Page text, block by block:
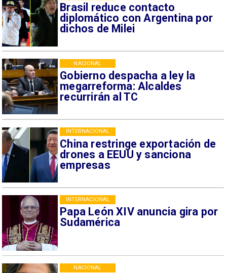
Brasil reduce contacto
diplomático con Argentina por
dichos de Milei
Gobierno despacha a ley la
megarreforma: Alcaldes
recurrirán al TC
NACIONAL
China restringe exportación de
drones a EEUU y sanciona
empresas
INTERNACIONAL
Papa León XIV anuncia gira por
Sudamérica
INTERNACIONAL
NACIONAL